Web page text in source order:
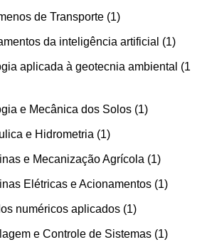
de Transporte 1
da inteligência artificial 1
aplicada à geotecnia ambiental 1
e Mecânica dos Solos 1
e Hidrometria 1
e Mecanização Agrícola 1
Elétricas e Acionamentos 1
numéricos aplicados 1
e Controle de Sistemas 1